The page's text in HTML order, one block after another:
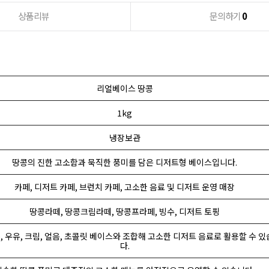
상품리뷰 문의하기 0
리얼베이스 땅콩
1kg
냉장보관
땅콩의 진한 고소함과 묵직한 풍미를 담은 디저트형 베이스입니다.
카페, 디저트 카페, 브런치 카페, 고소한 음료 및 디저트 운영 매장
땅콩라떼, 땅콩크림라떼, 땅콩프라페, 빙수, 디저트 토핑
우유, 크림, 얼음, 초콜릿 베이스와 조합해 고소한 디저트 음료로 활용할 수 있
다.